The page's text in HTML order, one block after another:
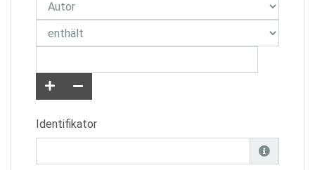
Identifikator